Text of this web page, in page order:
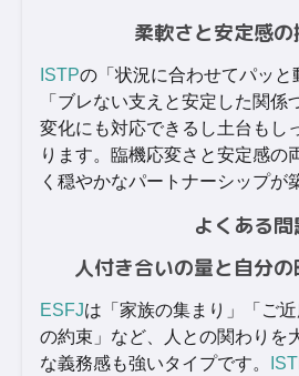
柔軟さと安定感
ISTPの「状況に合わせてパッと
「ブレない支えと安定した関係
変化にも対応できるし土台もし
ります。臨機応変さと安定感の
く穏やかなパートナーシップが
よくある問
人付き合いの量と自分
ESFJは「家族の集まり」「ご
の約束」など、人との関わりを
な義務感も強いタイプです。